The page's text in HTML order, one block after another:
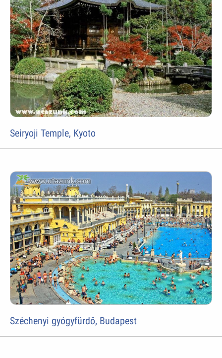
Seiryoji Temple, Kyoto
Széchenyi gyógyfürdő, Budapest